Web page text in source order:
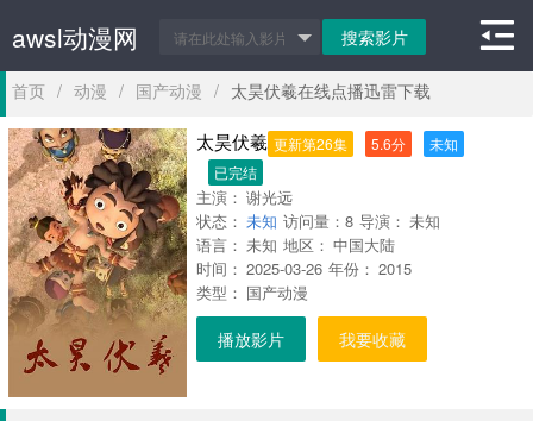
awsl动漫网
首页 / 动漫 / 国产动漫 / 太昊伏羲在线点播迅雷下载
太昊伏羲 更新第26集 5.6分
未知
已完结
主演： 谢光远
状态： 未知 访问量：8 导演： 未知
语言： 未知 地区： 中国大陆
时间： 2025-03-26 年份： 2015
类型： 国产动漫
播放影片 我要收藏